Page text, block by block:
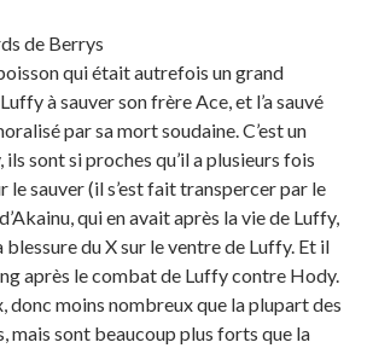
de Berrys
qui était autrefois un grand
à sauver son frère Ace, et l’a sauvé
par sa mort soudaine. C’est un
sont si proches qu’il a plusieurs fois
le sauver (il s’est fait transpercer par le
qui en avait après la vie de Luffy,
blessure du X sur le ventre de Luffy. Et il
après le combat de Luffy contre Hody.
donc moins nombreux que la plupart des
mais sont beaucoup plus forts que la